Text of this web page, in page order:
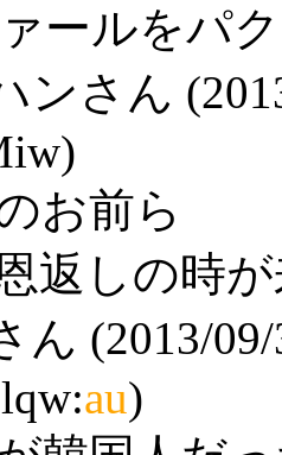
ールをパ
ンさん
お前ら
返しの時
ん (2013/
au)